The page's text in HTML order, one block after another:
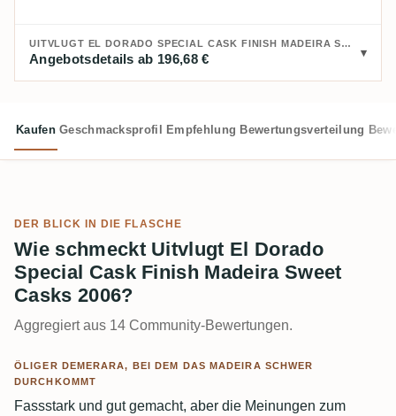
UITVLUGT EL DORADO SPECIAL CASK FINISH MADEIRA SWEET CASKS 2006 KAUFEN:
Angebotsdetails ab 196,68 €
Kaufen Geschmacksprofil Empfehlung Bewertungsverteilung
DER BLICK IN DIE FLASCHE
Wie schmeckt Uitvlugt El Dorado
Special Cask Finish Madeira Sweet
Casks 2006?
Aggregiert aus 14 Community-Bewertungen.
ÖLIGER DEMERARA, BEI DEM DAS MADEIRA SCHWER
DURCHKOMMT
Fassstark und gut gemacht, aber die Meinungen zum